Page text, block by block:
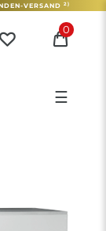
VERSAND 2)
0
☰